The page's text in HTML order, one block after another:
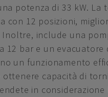
potenza di 33 kW. La
con 12 posizioni,
include una
12 bar e un
un funzionamento
ottenere capacità di
in considerazione